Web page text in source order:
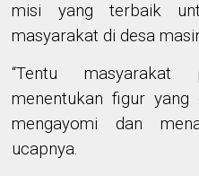
misi yang terbaik
masyarakat di desa
“Tentu
menentukan figur
mengayomi dan
ucapnya.